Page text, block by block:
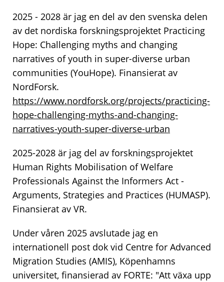
2025 - 2028 är jag en del av den svenska delen
av det nordiska forskningsprojektet Practicing
Hope: Challenging myths and changing
narratives of youth in super-diverse urban
communities (YouHope). Finansierat av
NordForsk.
https://www.nordforsk.org/projects/practicing-
hope-challenging-myths-and-changing-
narratives-youth-super-diverse-urban
2025-2028 är jag del av forskningsprojektet
Human Rights Mobilisation of Welfare
Professionals Against the Informers Act -
Arguments, Strategies and Practices (HUMASP).
Finansierat av VR.
Under våren 2025 avslutade jag en
internationell post dok vid Centre for Advanced
Migration Studies (AMIS), Köpenhamns
universitet, finansierad av FORTE: "Att växa upp